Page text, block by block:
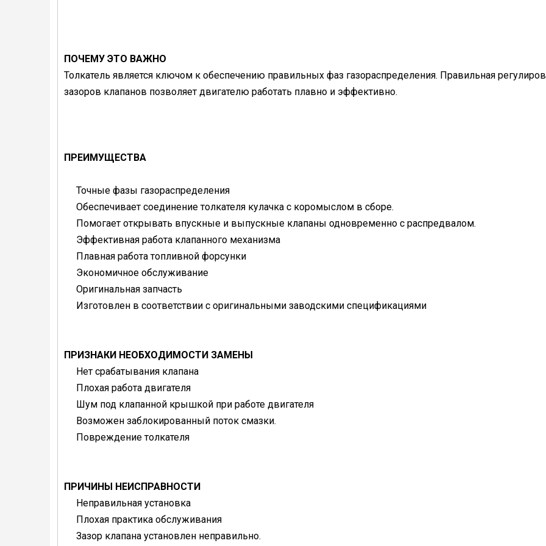
ПОЧЕМУ ЭТО ВАЖНО
Толкатель является ключом к обеспечению правильных фаз газораспределения. Правильная
зазоров клапанов позволяет двигателю работать плавно и эффективно.
ПРЕИМУЩЕСТВА
Точные фазы газораспределения
Обеспечивает соединение толкателя кулачка с коромыслом в сборе.
Помогает открывать впускные и выпускные клапаны одновременно с распредвалом.
Эффективная работа клапанного механизма
Плавная работа топливной форсунки
Экономичное обслуживание
Оригинальная запчасть
Изготовлен в соответствии с оригинальными заводскими спецификациями
ПРИЗНАКИ НЕОБХОДИМОСТИ ЗАМЕНЫ
Нет срабатывания клапана
Плохая работа двигателя
Шум под клапанной крышкой при работе двигателя
Возможен заблокированный поток смазки.
Повреждение толкателя
ПРИЧИНЫ НЕИСПРАВНОСТИ
Неправильная установка
Плохая практика обслуживания
Зазор клапана установлен неправильно.